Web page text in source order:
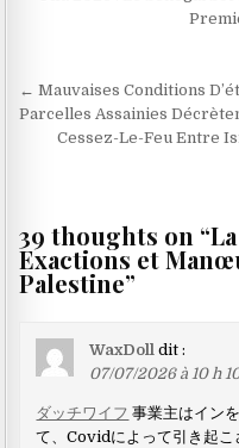
Navigation
de
← Mauvaises Conditions
Parcelles Assainies
Cessez-Le-Feu Entre
39 thoughts on “
Exactions et
Palestine”
WaxDoll dit :
07/07/2026 à 10 h
ダッチワイフ 事業主はイン
て、Covidによって引き起こ